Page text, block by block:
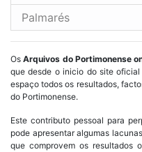
Palmarés
OsArquivos do Portimonense
que desde o inicio do site
espaço todos os resultados,
do Portimonense.
Este contributo pessoal para
pode apresentar algumas
que comprovem os resultados